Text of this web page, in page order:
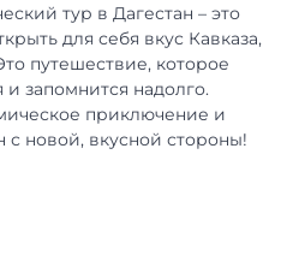
тур в Дагестан – это
для себя вкус Кавказа,
путешествие, которое
и запомнится надолго.
приключение и
с новой, вкусной стороны!